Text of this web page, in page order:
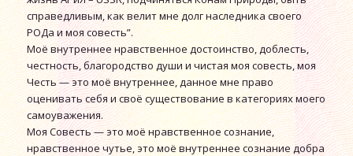
справедливым, как велит мне долг наследника своего
РОДа и моя совесть”.
Моё внутреннее нравственное достоинство, доблесть,
честность, благородство души и чистая моя совесть, моя
Честь — это моё внутреннее, данное мне право
оценивать себя и своё существование в категориях моего
самоуважения.
Моя Совесть — это моё нравственное сознание,
нравственное чутье, это моё внутреннее сознание добра